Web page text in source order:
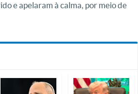
e apelaram à calma, por meio de